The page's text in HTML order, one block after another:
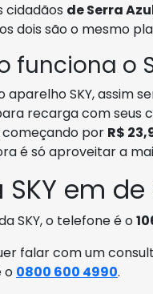
cidadãos de Serra
dois são o mesmo
funciona o
SKY, assim
recarga com seus
por R$
é só aproveitar a
em
SKY, o telefone é o
falar com um
o 0800 600 4990.